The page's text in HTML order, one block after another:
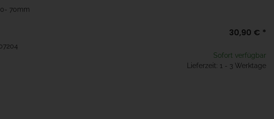
70mm
30,90 € *
Sofort verfügbar
Lieferzeit: 1 - 3 Werktage